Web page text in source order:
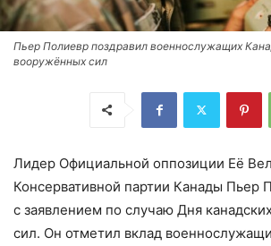
Пьер Полиевр поздравил военнослужащих
вооружённых сил
Лидер Официальной оппозиции Её
Консервативной партии Канады Пьер
с заявлением по случаю Дня
сил. Он отметил вклад